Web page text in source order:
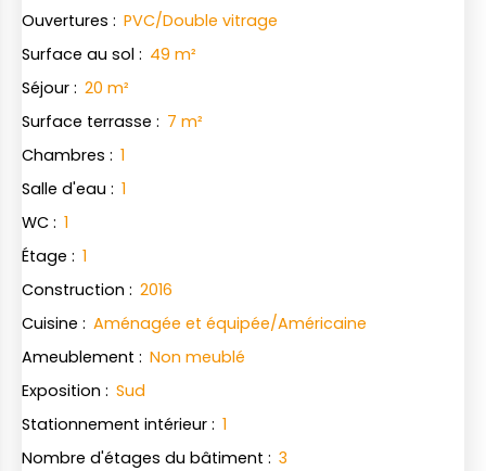
Ouvertures : PVC/Double vitrage
Surface au sol : 49 m²
Séjour : 20 m²
Surface terrasse : 7 m²
Chambres : 1
Salle d'eau : 1
WC : 1
Étage : 1
Construction : 2016
Cuisine : Aménagée et équipée/Américaine
Ameublement : Non meublé
Exposition : Sud
Stationnement intérieur : 1
Nombre d'étages du bâtiment : 3